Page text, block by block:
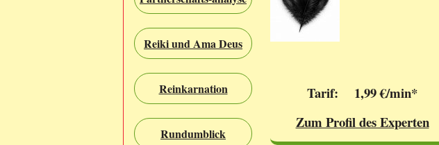
Reiki und Ama Deus
Reinkarnation
Rundumblick
Tarif: 1,99 €/min*
Zum Profil des Experten